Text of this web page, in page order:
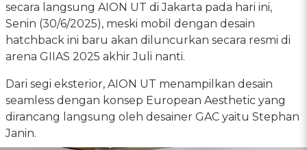
secara langsung AION UT di Jakarta pada hari ini,
Senin (30/6/2025), meski mobil dengan desain
hatchback ini baru akan diluncurkan secara resmi di
arena GIIAS 2025 akhir Juli nanti.
Dari segi eksterior, AION UT menampilkan desain
seamless dengan konsep European Aesthetic yang
dirancang langsung oleh desainer GAC yaitu Stephan
Janin.